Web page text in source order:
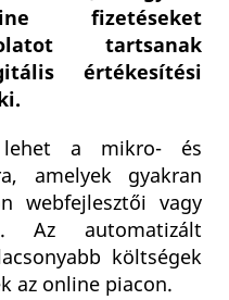
fizetéseket
tartsanak
értékesítési
lehet a mikro- és
amelyek gyakran
webfejlesztői vagy
Az automatizált
költségek
az online piacon.